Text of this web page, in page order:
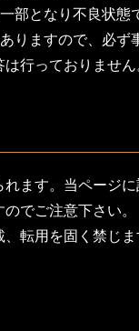
となり不良状態
ますので、必
行っておりません
ます。当ページ
でご注意下さい。
転用を固く禁じま